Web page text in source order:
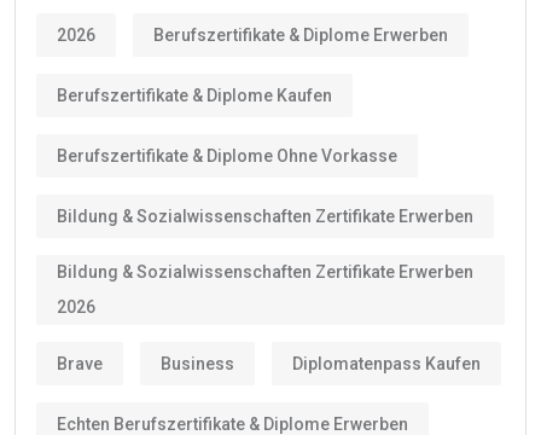
2026 Berufszertifikate & Diplome Erwerben
Berufszertifikate & Diplome Kaufen
Berufszertifikate & Diplome Ohne Vorkasse
Bildung & Sozialwissenschaften Zertifikate Erwerben
Bildung & Sozialwissenschaften Zertifikate Erwerben
2026
Brave Business Diplomatenpass Kaufen
Echten Berufszertifikate & Diplome Erwerben